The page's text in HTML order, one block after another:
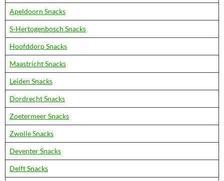
Apeldoorn Snacks
S-Hertogenbosch Snacks
Hoofddorp Snacks
Maastricht Snacks
Leiden Snacks
Dordrecht Snacks
Zoetermeer Snacks
Zwolle Snacks
Deventer Snacks
Delft Snacks